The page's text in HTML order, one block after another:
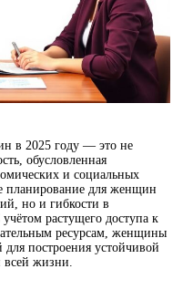
в 2025 году — это не
обусловленная
и социальных
планирование для женщин
но и гибкости в
растущего доступа к
ресурсам, женщины
построения устойчивой
всей жизни.